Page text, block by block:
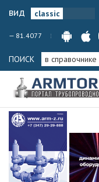
вид
— 81.4077
ПОИСК в справочнике